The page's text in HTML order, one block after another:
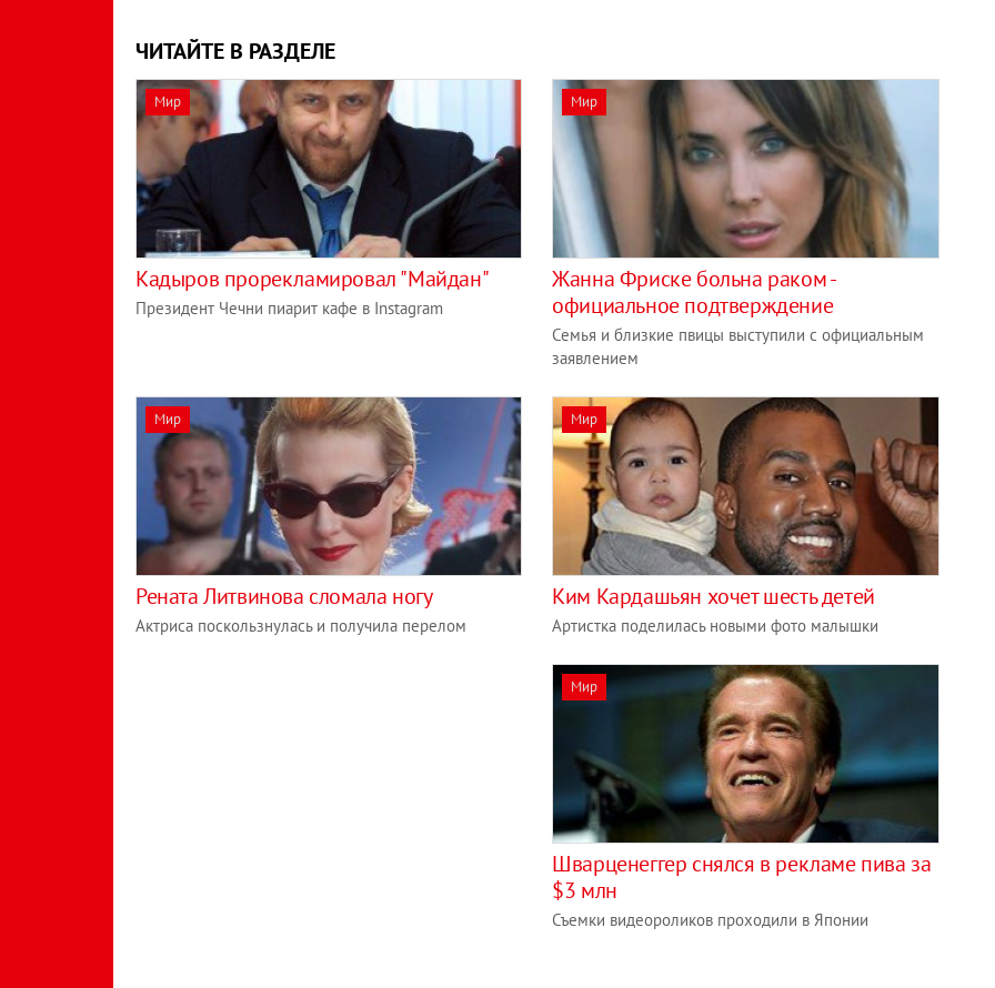
ЧИТАЙТЕ В РАЗДЕЛЕ
Мир
Кадыров прорекламировал "Майдан"
Президент Чечни пиарит кафе в Instagram
Мир
Жанна Фриске больна раком -
официальное подтверждение
Семья и близкие пвицы выступили с официальным
заявлением
Мир
Рената Литвинова сломала ногу
Актриса поскользнулась и получила перелом
Мир
Ким Кардашьян хочет шесть детей
Артистка поделилась новыми фото малышки
Мир
Шварценеггер снялся в рекламе пива за
$3 млн
Съемки видеороликов проходили в Японии